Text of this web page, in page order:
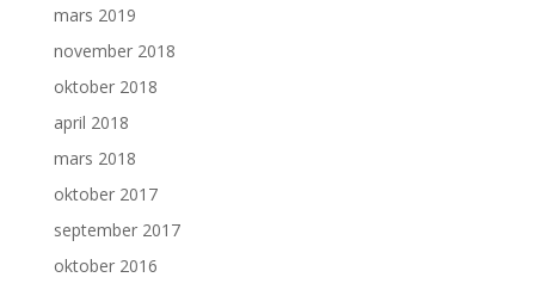
mars 2019
november 2018
oktober 2018
april 2018
mars 2018
oktober 2017
september 2017
oktober 2016